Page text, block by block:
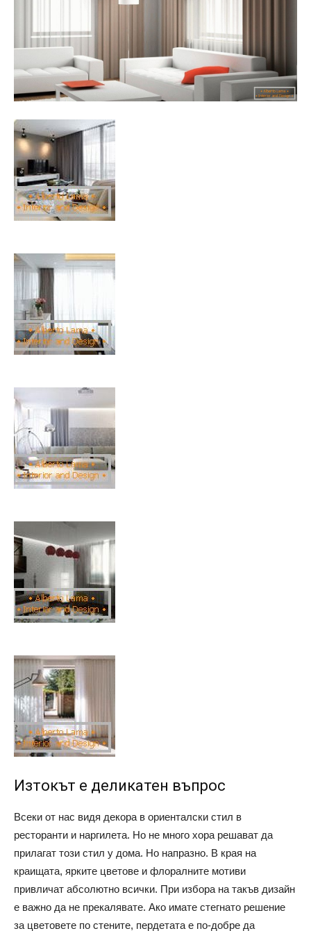
Изтокът е деликатен въпрос
Всеки от нас видя декора в ориенталски стил в
ресторанти и наргилета. Но не много хора решават да
прилагат този стил у дома. Но напразно. В края на
краищата, ярките цветове и флоралните мотиви
привличат абсолютно всички. При избора на такъв дизайн
е важно да не прекалявате. Ако имате стегнато решение
за цветовете по стените, пердетата е по-добре да